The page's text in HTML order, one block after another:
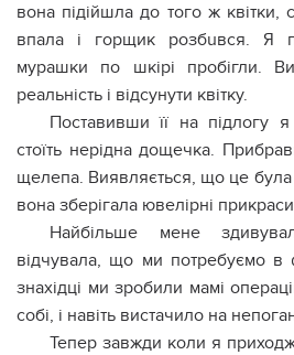
вона підійшла до того ж квітки,
впала і горщик розбuвся. Я
мурашки по шкірі пробігли.
реальність і відсунути квітку.
Поставивши її на підлогу
стоїть нерідна дощечка.
щелепа. Виявляється, що це була
вона зберігала ювелірні
Найбільше мене
відчувала, що ми потребуємо в
знахідці ми зробили мамі
собі, і навіть вистачило на
Тепер завжди коли я